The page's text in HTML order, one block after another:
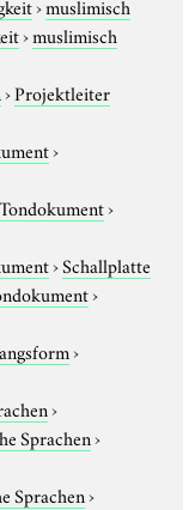
›muslimisch
›muslimisch
›Projektleiter
›
Tondokument›
›Schallplatte
›
›
›
Sprachen›
Sprachen›